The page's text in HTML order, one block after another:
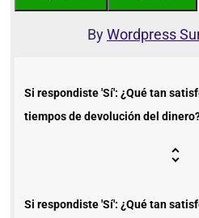
ByWordpress
Si respondiste 'Sí': ¿Qué tan
tiempos de devolución del
Si respondiste 'Sí': ¿Qué tan